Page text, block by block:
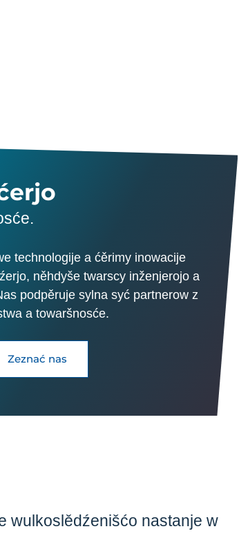
technologije a ćěrimy inowacije
něhdyše twarscy inženjerojo a
podpěruje sylna syć partnerow z
a towaršnosće.
Zeznać nas
wulkoslědźenišćo nastanje w